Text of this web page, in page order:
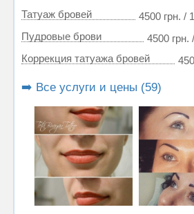
Татуаж бровей
4500 грн. /
Пудровые брови
4500 грн.
Коррекция татуажа бровей
➡️ Все услуги и цены (59)